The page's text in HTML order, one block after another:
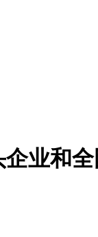
业和